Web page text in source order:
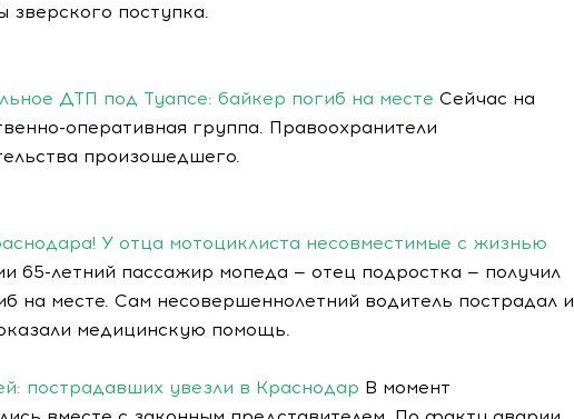
зверского поступка.
ДТП под Туапсе: байкер погиб на месте Сейчас на
оперативная группа. Правоохранители
произошедшего.
У отца мотоциклиста несовместимые с жизнью
65-летний пассажир мопеда — отец подростка — получил
на месте. Сам несовершеннолетний водитель пострадал и
медицинскую помощь.
пострадавших увезли в Краснодар В момент